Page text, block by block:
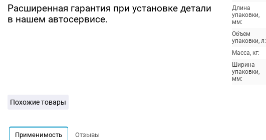
Расширенная гарантия при установке детали
в нашем автосервисе.
Длина
упаковки,
мм:
Объем
упаковки, л:
Масса, кг:
Ширина
упаковки,
мм:
Похожие товары
Применимость Отзывы